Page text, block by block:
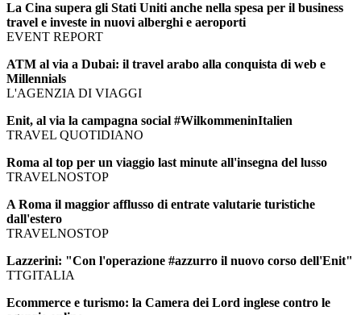
La Cina supera gli Stati Uniti anche nella spesa per il business
travel e investe in nuovi alberghi e aeroporti
EVENT REPORT
ATM al via a Dubai: il travel arabo alla conquista di web e
Millennials
L'AGENZIA DI VIAGGI
Enit, al via la campagna social #WilkommeninItalien
TRAVEL QUOTIDIANO
Roma al top per un viaggio last minute all'insegna del lusso
TRAVELNOSTOP
A Roma il maggior afflusso di entrate valutarie turistiche
dall'estero
TRAVELNOSTOP
Lazzerini: "Con l'operazione #azzurro il nuovo corso dell'Enit"
TTGITALIA
Ecommerce e turismo: la Camera dei Lord inglese contro le